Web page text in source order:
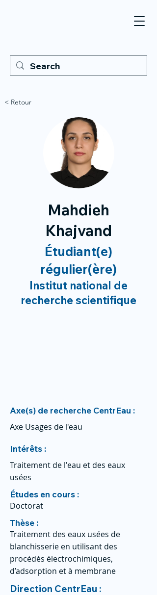
< Retour
Mahdieh
Khajvand
Étudiant(e)
régulier(ère)
Institut national de
recherche scientifique
Axe(s) de recherche CentrEau :
Axe Usages de l'eau
Intérêts :
Traitement de l'eau et des eaux
usées
Études en cours :
Doctorat
Thèse :
Traitement des eaux usées de
blanchisserie en utilisant des
procédés électrochimiques,
d’adsorption et à membrane
Direction CentrEau :